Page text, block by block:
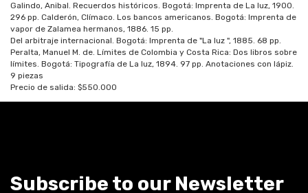
Galindo, Anibal. Recuerdos históricos. Bogotá: Imprenta de La luz, 1900.
296 pp. Calderón, Clímaco. Los bancos americanos. Bogotá: Imprenta de
vapor de Zalamea hermanos, 1886. 15 pp.
Del arbitraje internacional. Bogotá: Imprenta de "La luz ", 1885. 68 pp.
Peralta, Manuel M. de. Límites de Colombia y Costa Rica: Dos libros sobre
límites. Bogotá: Tipografía de La luz, 1894. 97 pp. Anotaciones con lápiz.
9 piezas
Precio de salida: $550.000
Subscribe to our Newsletter